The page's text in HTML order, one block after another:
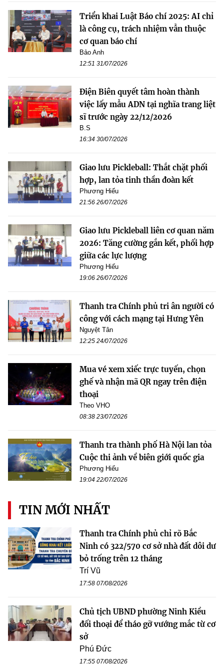
Triển khai Luật Báo chí 2025: AI chỉ
là công cụ, trách nhiệm vẫn thuộc
cơ quan báo chí
Bảo Anh
12:51 31/07/2026
Điện Biên quyết tâm hoàn thành
việc lấy mẫu ADN tại nghĩa trang liệt
sĩ trước ngày 22/12/2026
B.S
16:34 30/07/2026
Giao lưu Pickleball: Thắt chặt phối
hợp, lan tỏa tinh thần đoàn kết
Phương Hiếu
21:56 26/07/2026
Giao lưu Pickleball liên cơ quan năm
2026: Tăng cường gắn kết, phối hợp
giữa các lực lượng
Phương Hiếu
19:06 26/07/2026
Thanh tra Chính phủ tri ân người có
công với cách mạng tại Hưng Yên
Nguyệt Tân
12:25 24/07/2026
Mua vé xem xiếc trực tuyến, chọn
ghế và nhận mã QR ngay trên điện
thoại
Theo VHO
08:38 23/07/2026
Thanh tra thành phố Hà Nội lan tỏa
Cuộc thi ảnh về biên giới quốc gia
Phương Hiếu
19:04 22/07/2026
TIN MỚI NHẤT
Thanh tra Chính phủ chỉ rõ Bắc
Ninh có 322/570 cơ sở nhà đất dôi dư
bỏ trống trên 12 tháng
Trí Vũ
17:58 07/08/2026
Chủ tịch UBND phường Ninh Kiều
đối thoại để tháo gỡ vướng mắc từ cơ
sở
Phú Đức
17:55 07/08/2026